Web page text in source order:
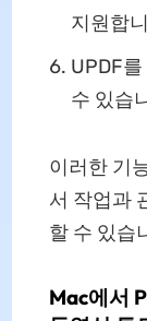
지원합
UPDF
수 있습
이러한 기
서 작업과
할 수 있습
Mac에서